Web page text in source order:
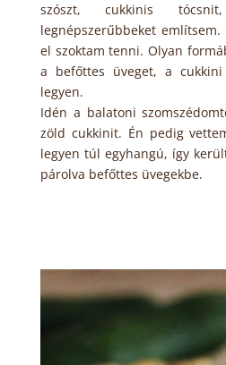
szószt, cukkinis
legnépszerűbbeket
el szoktam tenni. Olyan
a befőttes üveget, a cukkini
legyen.
Idén a balatoni
zöld cukkinit. Én pedig
legyen túl egyhangú, így
párolva befőttes üvegekbe.